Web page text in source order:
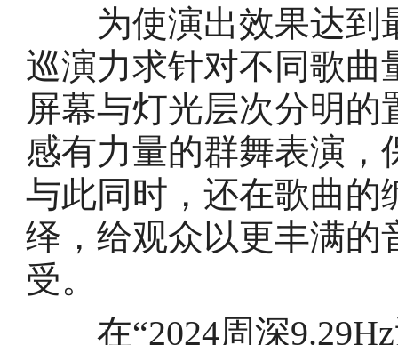
为使演出效果达到
巡演力求针对不同歌曲
屏幕与灯光层次分明
感有力量的群舞表演，
与此同时，还在歌曲的
绎，给观众以更丰满的
受。
在“2024周深9.29Hz